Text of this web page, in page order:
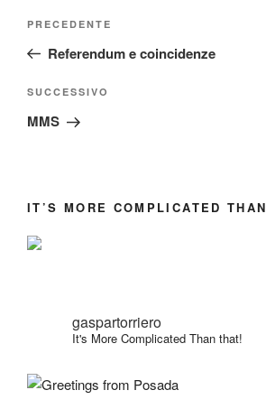
Articolo
precedente:
PRECEDENTE
Referendum e coincidenze
Articolo
successivo
SUCCESSIVO
MMS
IT’S MORE COMPLICATED
gaspartorriero
It's More Complicated Than that!